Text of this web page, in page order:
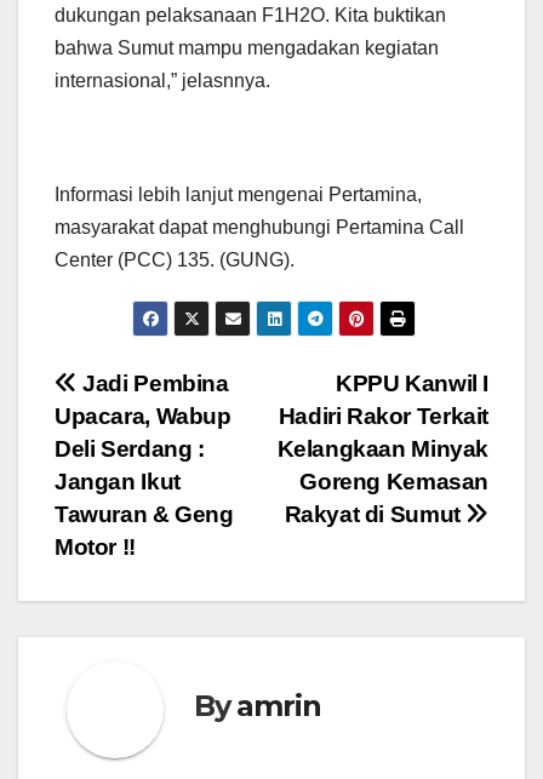
dukungan pelaksanaan F1H2O. Kita buktikan
bahwa Sumut mampu mengadakan kegiatan
internasional,” jelasnnya.
Informasi lebih lanjut mengenai Pertamina,
masyarakat dapat menghubungi Pertamina Call
Center (PCC) 135. (GUNG).
Navigasi
pos
KPPU Kanwil I
Hadiri Rakor Terkait
Kelangkaan Minyak
Goreng Kemasan
Rakyat di Sumut
Jadi Pembina
Upacara, Wabup
Deli Serdang :
Jangan Ikut
Tawuran & Geng
Motor !!
Byamrin